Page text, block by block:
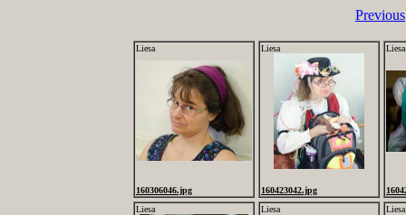
Previous
Liesa
160306046.jpg
Liesa
160423042.jpg
Liesa
Liesa
Liesa Liesa